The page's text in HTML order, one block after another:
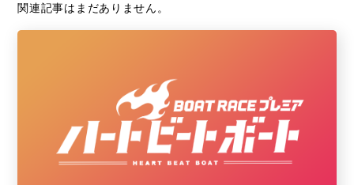
関連記事はまだありません。